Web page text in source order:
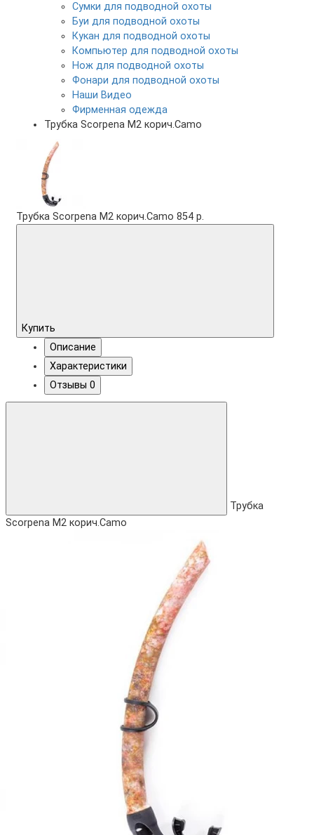
Сумки для подводной охоты
Буи для подводной охоты
Кукан для подводной охоты
Компьютер для подводной охоты
Нож для подводной охоты
Фонари для подводной охоты
Наши Видео
Фирменная одежда
Трубка Scorpena M2 корич.Camo
Трубка Scorpena M2 корич.Camo 854 р.
Купить
Описание
Характеристики
Отзывы 0
Трубка
Scorpena M2 корич.Camo